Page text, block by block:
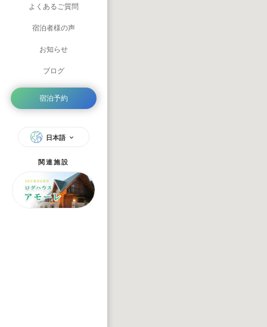
よくあるご質問
宿泊者様の声
お知らせ
ブログ
宿泊予約
日本語
関連施設
Memo
Gun
West
Catch
Lim
Hard
Red
Jack
Wild
Lost
Grit